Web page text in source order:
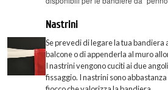
Nastrini
Se prevedi di legare la tua bandiera
balcone o di appenderla al muro
I nastrini vengono cuciti ai due
fissaggio. I nastrini sono